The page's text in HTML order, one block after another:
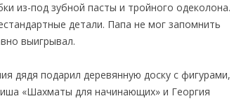
из-под зубной пасты и тройного одеколона.
детали. Папа не мог запомнить
выигрывал.
дядя подарил деревянную доску с фигурами,
«Шахматы для начинающих» и Георгия